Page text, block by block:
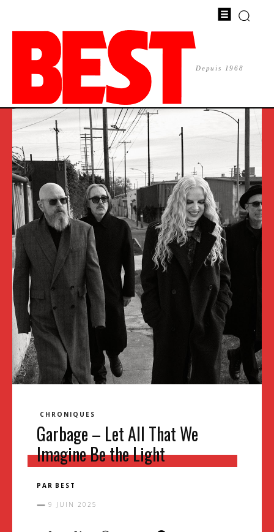
Depuis 1968
CHRONIQUES
Garbage – Let All That We
Imagine Be the Light
PAR BEST
9 JUIN 2025